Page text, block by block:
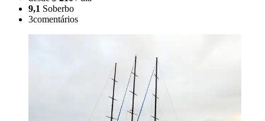
9,1 Soberbo
3comentários